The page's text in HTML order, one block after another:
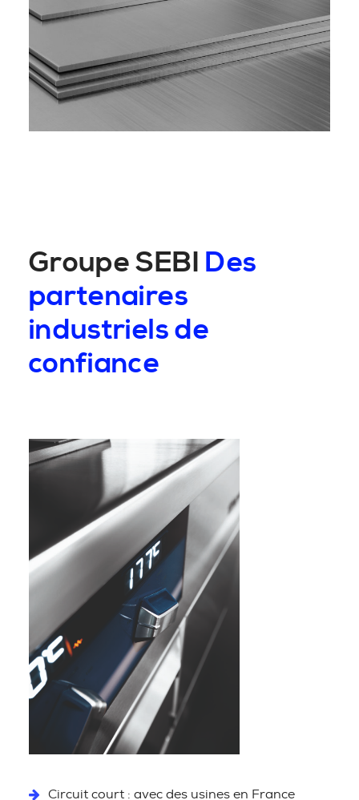
Groupe SEBI Des
partenaires
industriels de
confiance
Circuit court : avec des usines en France